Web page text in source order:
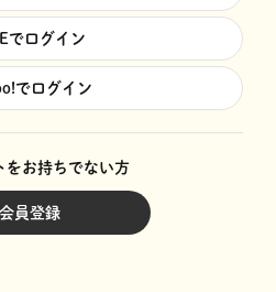
でログイン
でログイン
をお持ちでない方
会員登録